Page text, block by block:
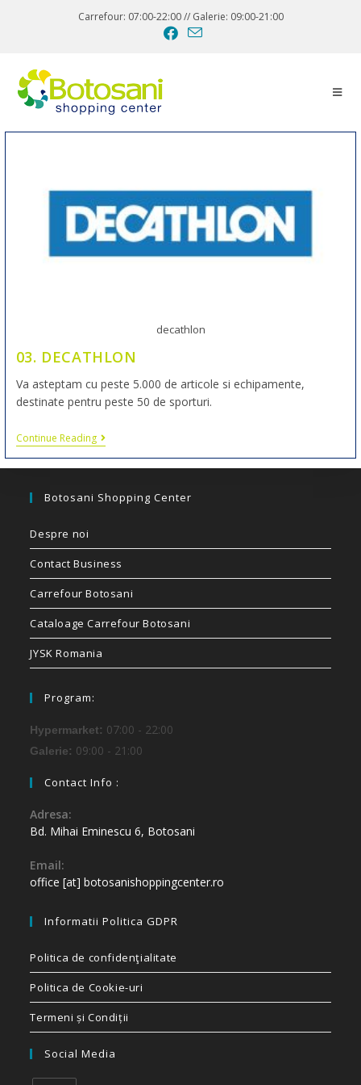
Carrefour: 07:00-22:00 // Galerie: 09:00-21:00
decathlon
03. DECATHLON
Va asteptam cu peste 5.000 de articole si echipamente,
destinate pentru peste 50 de sporturi.
Continue Reading
Botosani Shopping Center
Despre noi
Contact Business
Carrefour Botosani
Cataloage Carrefour Botosani
JYSK Romania
Program:
Hypermarket: 07:00 - 22:00
Galerie: 09:00 - 21:00
Contact Info :
Adresa:
Bd. Mihai Eminescu 6, Botosani
Email:
office [at] botosanishoppingcenter.ro
Informatii Politica GDPR
Politica de confidenţialitate
Politica de Cookie-uri
Termeni și Condiții
Social Media